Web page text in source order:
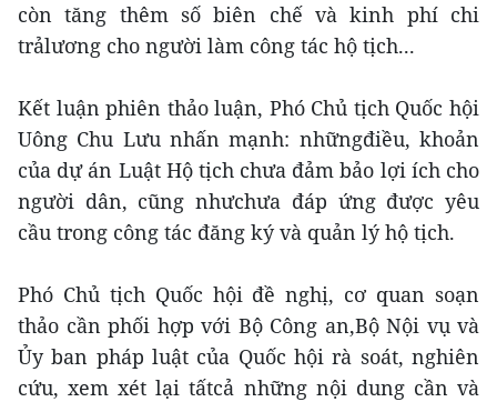
còn tăng thêm số biên chế và kinh phí chi
trảlương cho người làm công tác hộ tịch...
Kết luận phiên thảo luận, Phó Chủ tịch Quốc hội
Uông Chu Lưu nhấn mạnh: nhữngđiều, khoản
của dự án Luật Hộ tịch chưa đảm bảo lợi ích cho
người dân, cũng nhưchưa đáp ứng được yêu
cầu trong công tác đăng ký và quản lý hộ tịch.
Phó Chủ tịch Quốc hội đề nghị, cơ quan soạn
thảo cần phối hợp với Bộ Công an,Bộ Nội vụ và
Ủy ban pháp luật của Quốc hội rà soát, nghiên
cứu, xem xét lại tấtcả những nội dung cần và